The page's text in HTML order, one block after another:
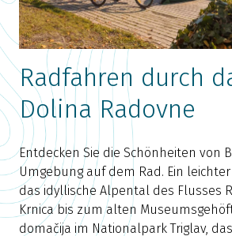
Radfahren durch
Dolina Radovne
Entdecken Sie die Schönheiten von
Umgebung auf dem Rad. Ein
das idyllische Alpental des Flusses
Krnica bis zum alten
domačija im Nationalpark Triglav,